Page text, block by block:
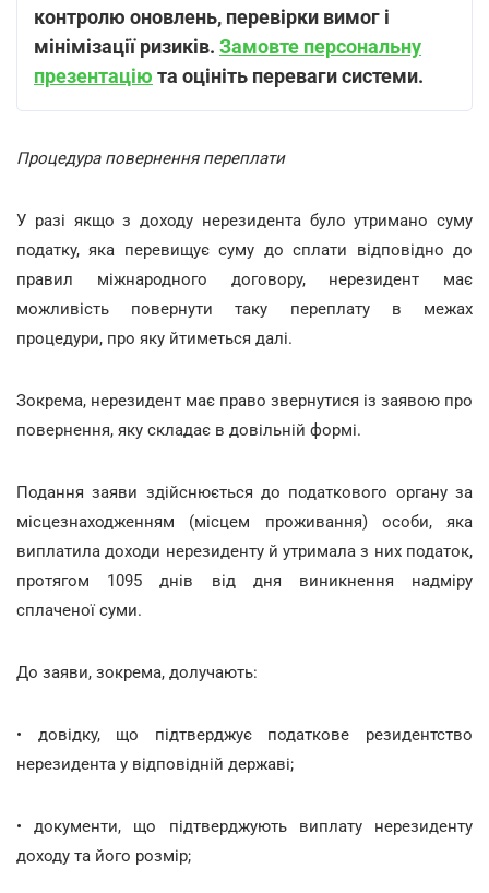
контролю оновлень, перевірки вимог і
мінімізації ризиків. Замовте персональну
презентацію та оцініть переваги системи.
Процедура повернення переплати
У разі якщо з доходу нерезидента було утримано суму
податку, яка перевищує суму до сплати відповідно до
правил міжнародного договору, нерезидент має
можливість повернути таку переплату в межах
процедури, про яку йтиметься далі.
Зокрема, нерезидент має право звернутися із заявою про
повернення, яку складає в довільній формі.
Подання заяви здійснюється до податкового органу за
місцезнаходженням (місцем проживання) особи, яка
виплатила доходи нерезиденту й утримала з них податок,
протягом 1095 днів від дня виникнення надміру
сплаченої суми.
До заяви, зокрема, долучають:
• довідку, що підтверджує податкове резидентство
нерезидента у відповідній державі;
• документи, що підтверджують виплату нерезиденту
доходу та його розмір;